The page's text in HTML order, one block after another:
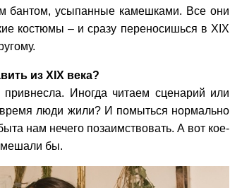
бантом, усыпанные камешками. Все они
костюмы – и сразу переносишься в XIX
из XIX века?
Иногда читаем сценарий или
люди жили? И помыться нормально
нам нечего позаимствовать. А вот кое-
бы.